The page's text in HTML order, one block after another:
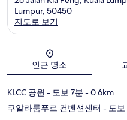
Lumpur, 50450
지도로 보기
인근 명소
KLCC 공원 - 도보 7분 - 0.6km
쿠알라룸푸르 컨벤션센터 - 도보